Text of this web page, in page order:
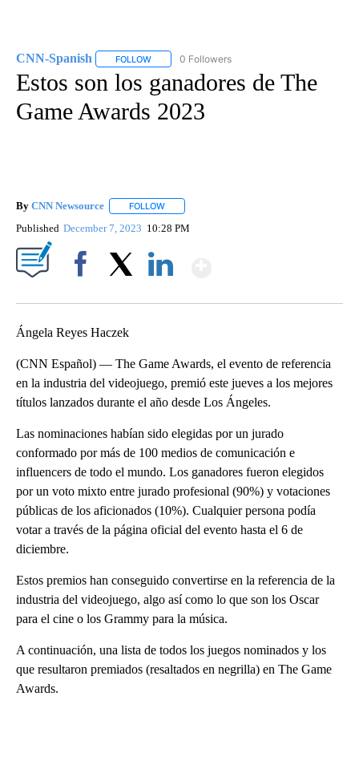
CNN-Spanish FOLLOW FOLLOW "CNN-SPANISH" TO RECEIVE
0 Followers
Estos son los ganadores de The
Game Awards 2023
By CNN Newsource FOLLOW
Published December 7, 2023 10:28 PM
Ángela Reyes Haczek
(CNN Español) — The Game Awards, el evento de referencia
en la industria del videojuego, premió este jueves a los mejores
títulos lanzados durante el año desde Los Ángeles.
Las nominaciones habían sido elegidas por un jurado
conformado por más de 100 medios de comunicación e
influencers de todo el mundo. Los ganadores fueron elegidos
por un voto mixto entre jurado profesional (90%) y votaciones
públicas de los aficionados (10%). Cualquier persona podía
votar a través de la página oficial del evento hasta el 6 de
diciembre.
Estos premios han conseguido convertirse en la referencia de la
industria del videojuego, algo así como lo que son los Oscar
para el cine o los Grammy para la música.
A continuación, una lista de todos los juegos nominados y los
que resultaron premiados (resaltados en negrilla) en The Game
Awards.